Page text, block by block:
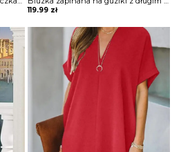
119.99 zł